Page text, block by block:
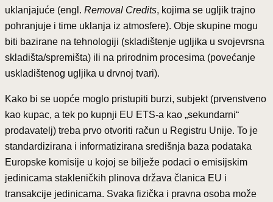
uklanjajuće (engl. Removal Credits, kojima se ugljik trajno
pohranjuje i time uklanja iz atmosfere). Obje skupine mogu
biti bazirane na tehnologiji (skladištenje ugljika u svojevrsna
skladišta/spremišta) ili na prirodnim procesima (povećanje
uskladištenog ugljika u drvnoj tvari).
Kako bi se uopće moglo pristupiti burzi, subjekt (prvenstveno
kao kupac, a tek po kupnji EU ETS-a kao „sekundarni“
prodavatelj) treba prvo otvoriti račun u Registru Unije. To je
standardizirana i informatizirana središnja baza podataka
Europske komisije u kojoj se bilježe podaci o emisijskim
jedinicama stakleničkih plinova država članica EU i
transakcije jedinicama. Svaka fizička i pravna osoba može